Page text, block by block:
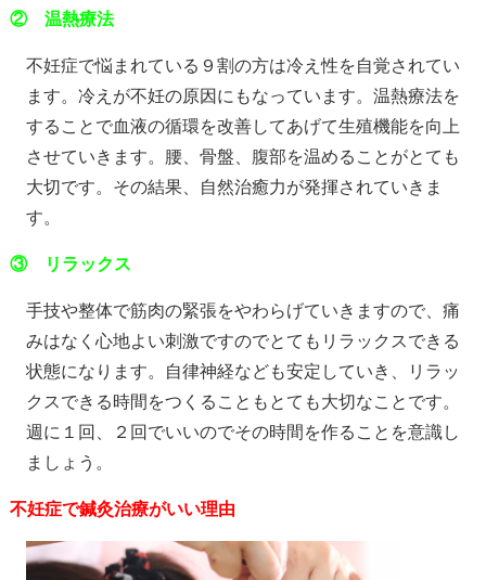
② 温熱療法
不妊症で悩まれている９割の方は冷え性を自覚されてい
ます。冷えが不妊の原因にもなっています。温熱療法を
することで血液の循環を改善してあげて生殖機能を向上
させていきます。腰、骨盤、腹部を温めることがとても
大切です。その結果、自然治癒力が発揮されていきま
す。
③ リラックス
手技や整体で筋肉の緊張をやわらげていきますので、痛
みはなく心地よい刺激ですのでとてもリラックスできる
状態になります。自律神経なども安定していき、リラッ
クスできる時間をつくることもとても大切なことです。
週に１回、２回でいいのでその時間を作ることを意識し
ましょう。
不妊症で鍼灸治療がいい理由